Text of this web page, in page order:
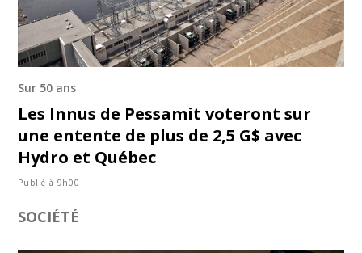
Sur 50 ans
Les Innus de Pessamit voteront sur
une entente de plus de 2,5 G$ avec
Hydro et Québec
Publié à 9h00
SOCIÉTÉ